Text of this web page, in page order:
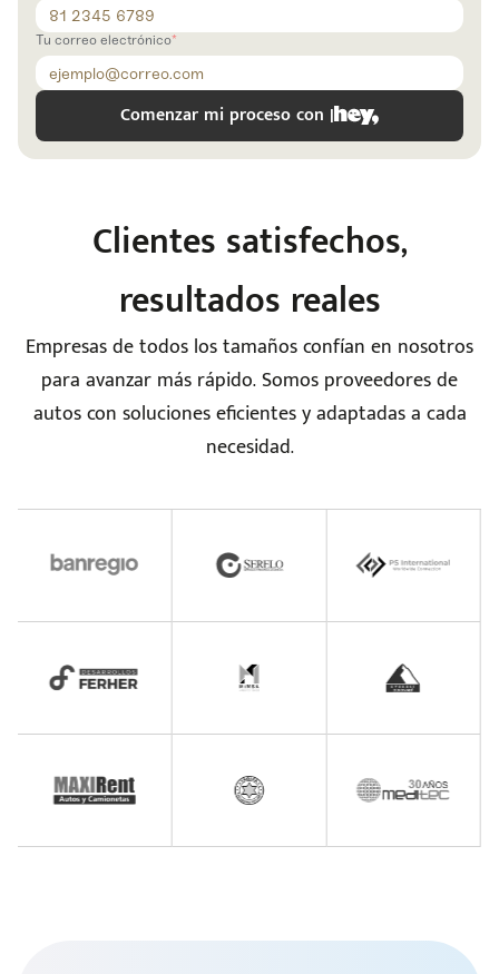
Tu correo electrónico
Comenzar mi proceso con |
Clientes satisfechos,
resultados reales
Empresas de todos los tamaños confían en nosotros
para avanzar más rápido. Somos proveedores de
autos con soluciones eficientes y adaptadas a cada
necesidad.